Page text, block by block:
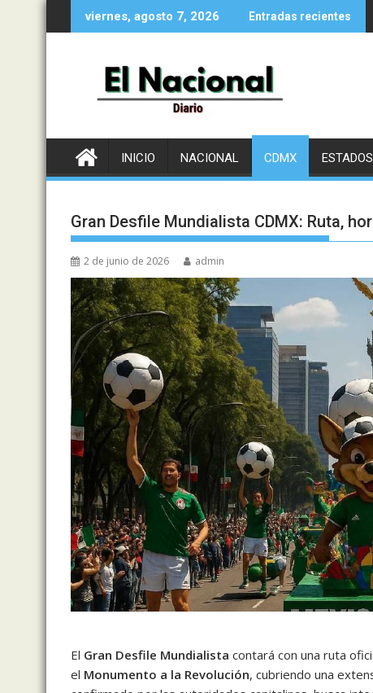
al
viernes, agosto 7, 2026 Entradas recientes
INICIO NACIONAL CDMX ESTADOS
Gran Desfile Mundialista CDMX: Ruta,
2 de junio de 2026 admin
El Gran Desfile Mundialista contará con una ruta
el Monumento a la Revolución, cubriendo una